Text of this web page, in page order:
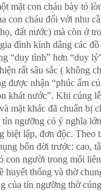
mặt con cháu bày tỏ
con cháu đối với nhu
đất nước) mà còn ở
đình kính dâng các
“duy tình” hơn “duy
rất sâu sắc ( không
được nhận “phúc ấm
khát nước”. Khi cúng
mặt khác đã chuẩn bị
ngưỡng có ý nghĩa
biệt lập, đơn độc.
bốn đời trước: cao,
con người trong mối
huyết thống và thờ
của tín ngưỡng thờ